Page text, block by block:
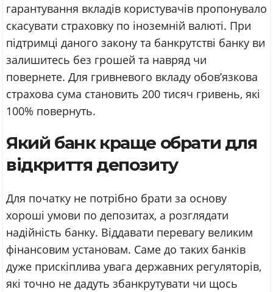
гарантування вкладів користувачів пропонувало
скасувати страховку по іноземній валюті. При
підтримці даного закону та банкрутстві банку ви
залишитесь без грошей та навряд чи
повернете. Для гривневого вкладу обов’язкова
страхова сума становить 200 тисяч гривень, які
100% повернуть.
Який банк краще обрати для
відкриття депозиту
Для початку не потрібно брати за основу
хороші умови по депозитах, а розглядати
надійність банку. Віддавати перевагу великим
фінансовим установам. Саме до таких банків
дуже прискіплива увага державних регуляторів,
які точно не дадуть збанкрутувати чи щось